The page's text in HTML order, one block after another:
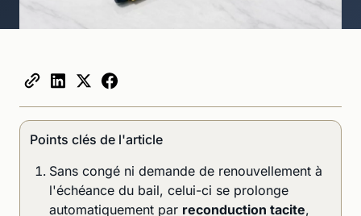
Points clés de l'article
Sans congé ni demande de renouvellement à
l'échéance du bail, celui-ci se prolonge
automatiquement par reconduction tacite,